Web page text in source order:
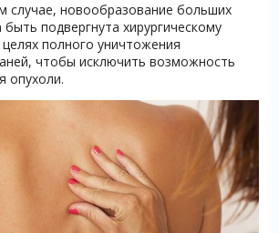
случае, новообразование больших
подвергнута хирургическому
полного уничтожения
чтобы исключить возможность
опухоли.